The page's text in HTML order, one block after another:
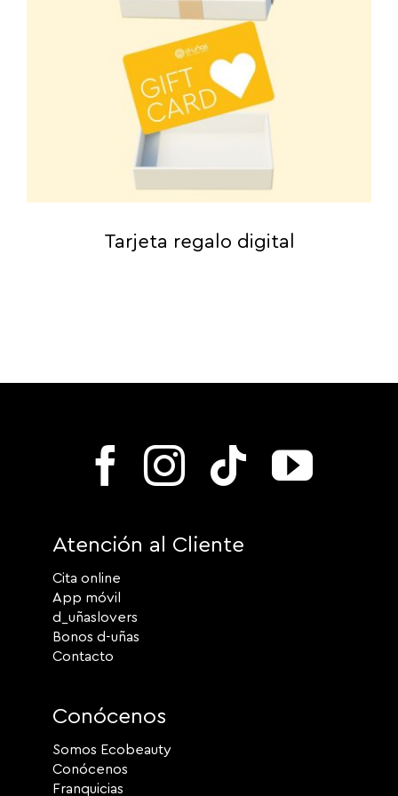
Tarjeta regalo digital
Atención al Cliente
Cita online
App móvil
d_uñaslovers
Bonos d-uñas
Contacto
Conócenos
Somos Ecobeauty
Conócenos
Franquicias